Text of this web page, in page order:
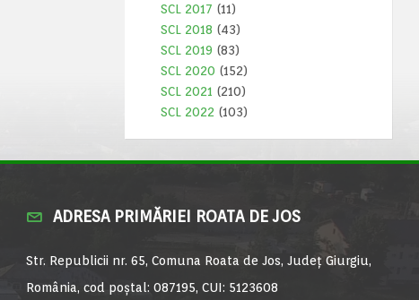
SCL 2017 (11)
SCL 2018 (43)
SCL 2019 (83)
SCL 2020 (152)
SCL 2021 (210)
SCL 2022 (103)
ADRESA PRIMĂRIEI ROATA DE JOS
Str. Republicii nr. 65, Comuna Roata de Jos, Județ Giurgiu,
România, cod poștal: 087195, CUI: 5123608